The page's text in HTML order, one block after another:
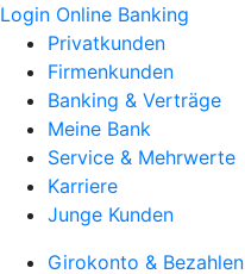
Login Online Banking
Privatkunden
Firmenkunden
Banking & Verträge
Meine Bank
Service & Mehrwerte
Karriere
Junge Kunden
Girokonto & Bezahlen